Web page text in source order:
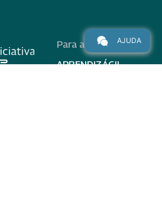
Para alunos
APRENDIZÁGIL
AJUDA